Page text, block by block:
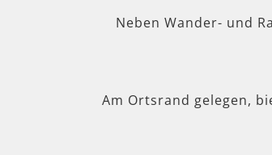
Neben Wander- und
Am Ortsrand gelegen,